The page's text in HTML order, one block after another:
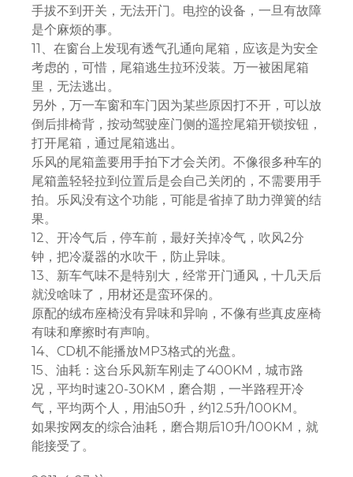
手拔不到开关，无法开门。电控的设备，一旦有故障
是个麻烦的事。
11、在窗台上发现有透气孔通向尾箱，应该是为安全
考虑的，可惜，尾箱逃生拉环没装。万一被困尾箱
里，无法逃出。
另外，万一车窗和车门因为某些原因打不开，可以放
倒后排椅背，按动驾驶座门侧的遥控尾箱开锁按钮，
打开尾箱，通过尾箱逃出。
乐风的尾箱盖要用手拍下才会关闭。不像很多种车的
尾箱盖轻轻拉到位置后是会自己关闭的，不需要用手
拍。乐风没有这个功能，可能是省掉了助力弹簧的结
果。
12、开冷气后，停车前，最好关掉冷气，吹风2分
钟，把冷凝器的水吹干，防止异味。
13、新车气味不是特别大，经常开门通风，十几天后
就没啥味了，用材还是蛮环保的。
原配的绒布座椅没有异味和异响，不像有些真皮座椅
有味和摩擦时有声响。
14、CD机不能播放MP3格式的光盘。
15、油耗：这台乐风新车刚走了400KM，城市路
况，平均时速20-30KM，磨合期，一半路程开冷
气，平均两个人，用油50升，约12.5升/100KM。
如果按网友的综合油耗，磨合期后10升/100KM，就
能接受了。